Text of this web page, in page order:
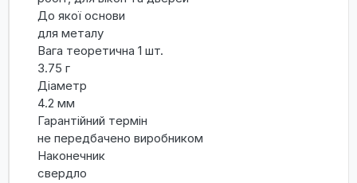
До якої основи
для металу
Вага теоретична 1 шт.
3.75 г
Діаметр
4.2 мм
Гарантійний термін
не передбачено виробником
Наконечник
свердло